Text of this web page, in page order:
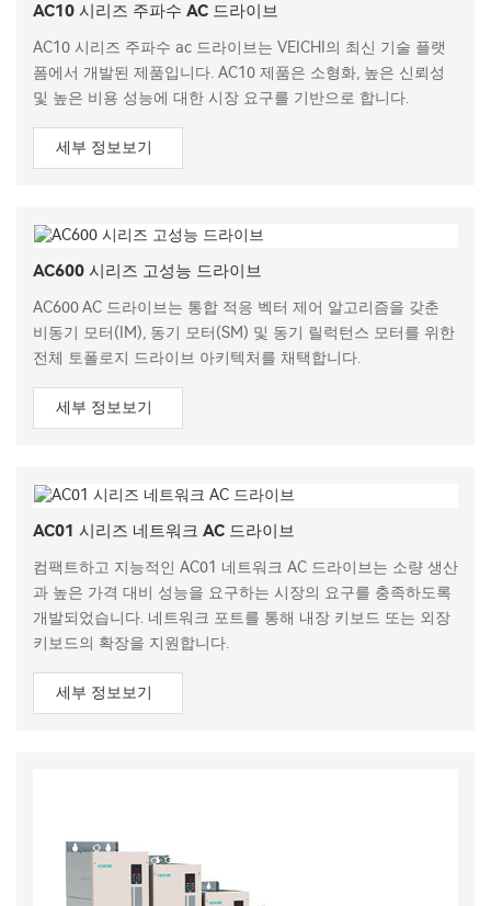
AC10 시리즈 주파수 AC 드라이브
AC10 시리즈 주파수 ac 드라이브는 VEICHI의 최신 기술 플랫
폼에서 개발된 제품입니다. AC10 제품은 소형화, 높은 신뢰성
및 높은 비용 성능에 대한 시장 요구를 기반으로 합니다.
세부 정보보기
AC600 시리즈 고성능 드라이브
AC600 AC 드라이브는 통합 적응 벡터 제어 알고리즘을 갖춘
비동기 모터(IM), 동기 모터(SM) 및 동기 릴럭턴스 모터를 위한
전체 토폴로지 드라이브 아키텍처를 채택합니다.
세부 정보보기
AC01 시리즈 네트워크 AC 드라이브
컴팩트하고 지능적인 AC01 네트워크 AC 드라이브는 소량 생산
과 높은 가격 대비 성능을 요구하는 시장의 요구를 충족하도록
개발되었습니다. 네트워크 포트를 통해 내장 키보드 또는 외장
키보드의 확장을 지원합니다.
세부 정보보기